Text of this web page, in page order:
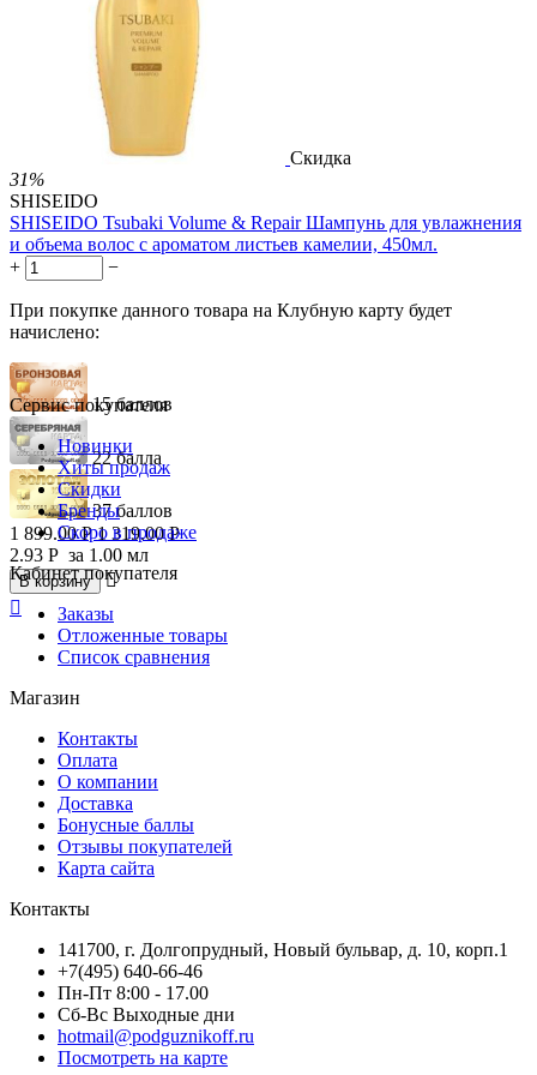
Нет в наличии 
Скидка
31%
SHISEIDO
SHISEIDO Tsubaki Volume & Repair Шампунь для увлажнения
и объема волос с ароматом листьев камелии, 450мл.
+
−
При покупке данного товара на Клубную карту будет
начислено:
15 баллов
22 балла
37 баллов
1 899.00 Р 1 319.00 Р
2.93 Р за 1.00 мл
В корзину


Сервис покупателя
Новинки
Хиты продаж
Скидки
Бренды
Скоро в продаже
Кабинет покупателя
Заказы
Отложенные товары
Список сравнения
Магазин
Контакты
Оплата
О компании
Доставка
Бонусные баллы
Отзывы покупателей
Карта сайта
Контакты
141700, г. Долгопрудный, Новый бульвар, д. 10, корп.1
+7(495) 640-66-46
Пн-Пт 8:00 - 17.00
Сб-Вс Выходные дни
hotmail@podguznikoff.ru
Посмотреть на карте